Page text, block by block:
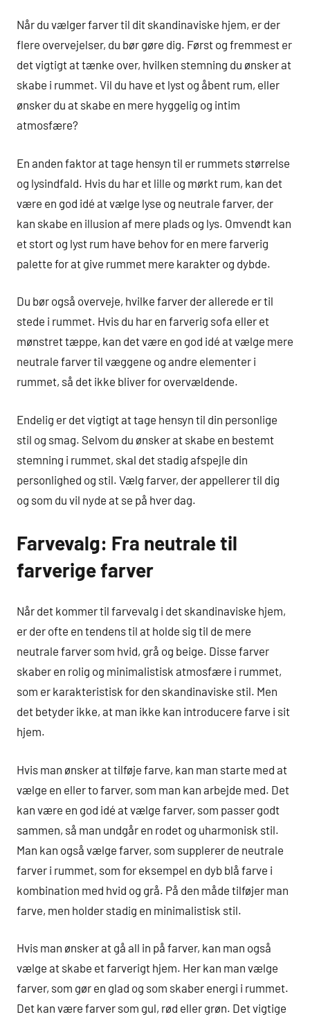
Når du vælger farver til dit skandinaviske hjem, er der
flere overvejelser, du bør gøre dig. Først og fremmest er
det vigtigt at tænke over, hvilken stemning du ønsker at
skabe i rummet. Vil du have et lyst og åbent rum, eller
ønsker du at skabe en mere hyggelig og intim
atmosfære?
En anden faktor at tage hensyn til er rummets størrelse
og lysindfald. Hvis du har et lille og mørkt rum, kan det
være en god idé at vælge lyse og neutrale farver, der
kan skabe en illusion af mere plads og lys. Omvendt kan
et stort og lyst rum have behov for en mere farverig
palette for at give rummet mere karakter og dybde.
Du bør også overveje, hvilke farver der allerede er til
stede i rummet. Hvis du har en farverig sofa eller et
mønstret tæppe, kan det være en god idé at vælge mere
neutrale farver til væggene og andre elementer i
rummet, så det ikke bliver for overvældende.
Endelig er det vigtigt at tage hensyn til din personlige
stil og smag. Selvom du ønsker at skabe en bestemt
stemning i rummet, skal det stadig afspejle din
personlighed og stil. Vælg farver, der appellerer til dig
og som du vil nyde at se på hver dag.
Farvevalg: Fra neutrale til
farverige farver
Når det kommer til farvevalg i det skandinaviske hjem,
er der ofte en tendens til at holde sig til de mere
neutrale farver som hvid, grå og beige. Disse farver
skaber en rolig og minimalistisk atmosfære i rummet,
som er karakteristisk for den skandinaviske stil. Men
det betyder ikke, at man ikke kan introducere farve i sit
hjem.
Hvis man ønsker at tilføje farve, kan man starte med at
vælge en eller to farver, som man kan arbejde med. Det
kan være en god idé at vælge farver, som passer godt
sammen, så man undgår en rodet og uharmonisk stil.
Man kan også vælge farver, som supplerer de neutrale
farver i rummet, som for eksempel en dyb blå farve i
kombination med hvid og grå. På den måde tilføjer man
farve, men holder stadig en minimalistisk stil.
Hvis man ønsker at gå all in på farver, kan man også
vælge at skabe et farverigt hjem. Her kan man vælge
farver, som gør en glad og som skaber energi i rummet.
Det kan være farver som gul, rød eller grøn. Det vigtige